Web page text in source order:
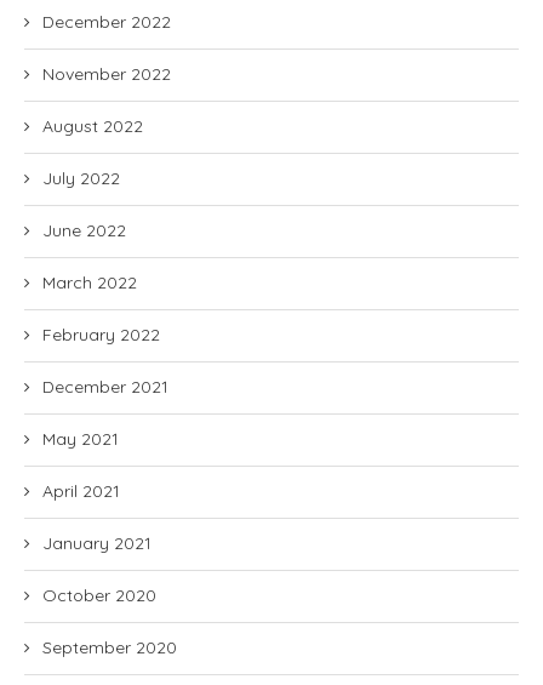
December 2022
November 2022
August 2022
July 2022
June 2022
March 2022
February 2022
December 2021
May 2021
April 2021
January 2021
October 2020
September 2020